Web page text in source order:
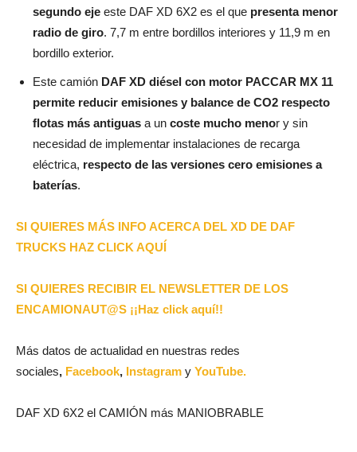
segundo eje este DAF XD 6X2 es el que presenta menor
radio de giro. 7,7 m entre bordillos interiores y 11,9 m en
bordillo exterior.
Este camión DAF XD diésel con motor PACCAR MX 11
permite reducir emisiones y balance de CO2 respecto
flotas más antiguas a un coste mucho menor y sin
necesidad de implementar instalaciones de recarga
eléctrica, respecto de las versiones cero emisiones a
baterías.
SI QUIERES MÁS INFO ACERCA DEL XD DE DAF
TRUCKS HAZ CLICK AQUÍ
SI QUIERES RECIBIR EL NEWSLETTER DE LOS
ENCAMIONAUT@S ¡¡Haz click aquí!!
Más datos de actualidad en nuestras redes
sociales, Facebook, Instagram y YouTube.
DAF XD 6X2 el CAMIÓN más MANIOBRABLE